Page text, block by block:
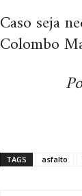
Caso seja
Colombo
TAGS asfalto